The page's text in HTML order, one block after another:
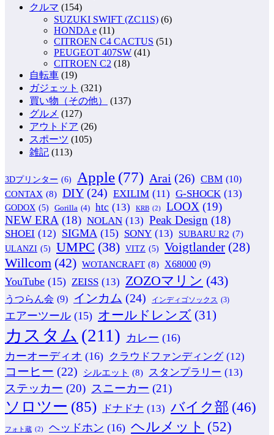
クルマ (154)
SUZUKI SWIFT (ZC11S) (6)
HONDA e (11)
CITROEN C4 CACTUS (51)
PEUGEOT 407SW (41)
CITROEN C2 (18)
自転車 (19)
ガジェット (321)
買い物（その他）
(137)
グルメ (127)
アウトドア (26)
スポーツ (105)
雑記 (113)
3Dプリンター (6) Apple (77) Arai (26) CBM (10)
CONTAX (8) DIY (24) EXILIM (11) G-SHOCK (13)
GODOX (5) Gorilla (4) htc (13) KRB (2) LOOX (19)
NEW ERA (18) NOLAN (13) Peak Design (18)
SHOEI (12) SIGMA (15) SONY (13) SUBARU R2 (7)
ULANZI (5) UMPC (38) VITZ (5) Voigtlander (28)
Willcom (42) WOTANCRAFT (8) X68000 (9)
YouTube (15) ZEISS (13) ZOZOマリン (43)
うつらん会 (9) インカム (24) インディゴソックス (3)
エアーツール (15) オールドレンズ (31)
カスタム (211) カレー (16)
カーオーディオ (16) クラウドファンディング (12)
コーヒー (22) シルエット (8) スタンプラリー (13)
ステッカー (20) スニーカー (21)
ソロツー (85) ドナドナ (13) バイク部 (46)
フォト蔵 (2) ヘッドホン (16) ヘルメット (52)